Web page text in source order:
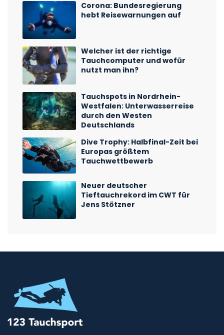
Corona: Bundesregierung
hebt Reisewarnungen auf
Welcher ist der richtige
Tauchcomputer und wofür
nutzt man ihn?
Tauchspots in Nordrhein-
Westfalen: Unterwasserreise
durch den Westen
Deutschlands
Dive Trophy: Halbfinal-Zeit bei
Europas größtem
Tauchwettbewerb
Neuer deutscher
Tieftauchrekord im CWT für
Jens Stötzner